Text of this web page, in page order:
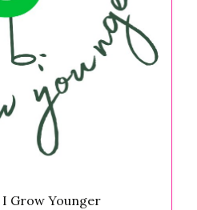
I Grow Younger